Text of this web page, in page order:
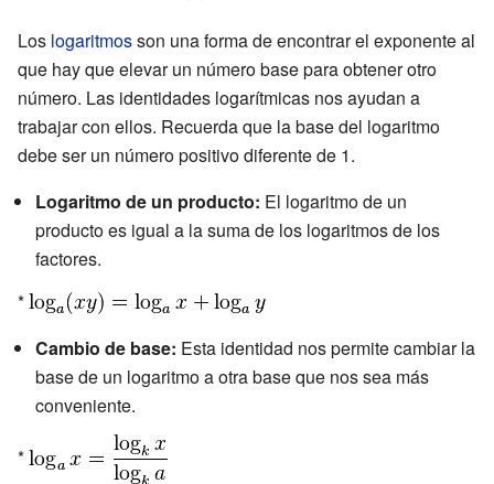
Los logaritmosson una forma de encontrar el exponente al
que hay que elevar un número base para obtener otro
número. Las identidades logarítmicas nos ayudan a
trabajar con ellos. Recuerda que la base del logaritmo
debe ser un número positivo diferente de 1.
Logaritmo de un producto: El logaritmo de un
producto es igual a la suma de los logaritmos de los
factores.
*
Cambio de base: Esta identidad nos permite cambiar la
base de un logaritmo a otra base que nos sea más
conveniente.
*